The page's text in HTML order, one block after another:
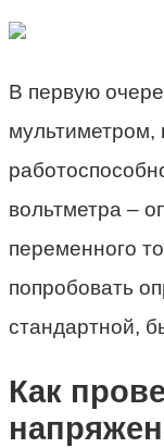
В первую
мультиметром,
вольтметра –
переменного
попробовать
стандартной,
Как